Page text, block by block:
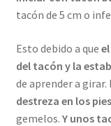
tacón de 5 cm o
Esto debido a que
del tacón y la
de aprender a
destreza en los
gemelos. Y unos